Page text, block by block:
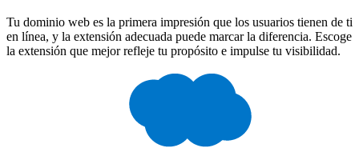
Tu dominio web es la primera impresión que los usuarios tienen de ti
en línea, y la extensión adecuada puede marcar la diferencia. Escoge
la extensión que mejor refleje tu propósito e impulse tu visibilidad.